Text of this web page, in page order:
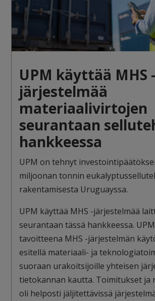
UPM käyttää MHS -
järjestelmää
materiaalivirtojen
seurantaan
hankkeessa
UPM on tehnyt
miljoonan tonnin
rakentamisesta Uruguayssa.
UPM käyttää MHS -järjestelmää
seurantaan tässä hankkeessa.
tavoitteena MHS -järjestelmän
esitellä materiaali- ja
suoraan urakoitsijoille yhteisen
tietokannan kautta. Toimitukset ja
oli helposti jäljitettävissä